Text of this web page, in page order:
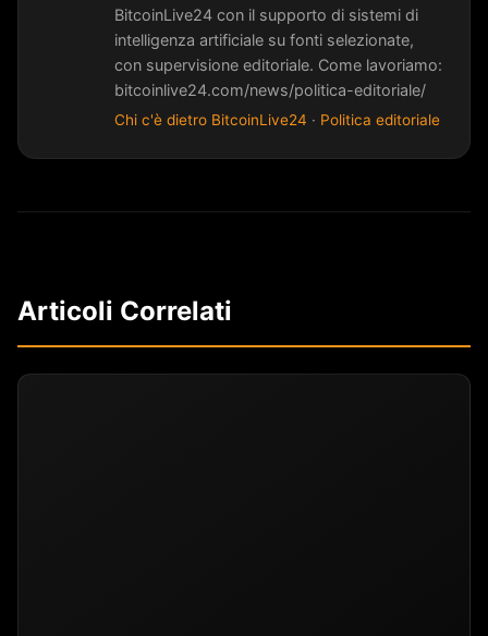
BitcoinLive24 con il supporto di sistemi di
intelligenza artificiale su fonti selezionate,
con supervisione editoriale. Come lavoriamo:
bitcoinlive24.com/news/politica-editoriale/
Chi c'è dietro BitcoinLive24 · Politica editoriale
Articoli Correlati